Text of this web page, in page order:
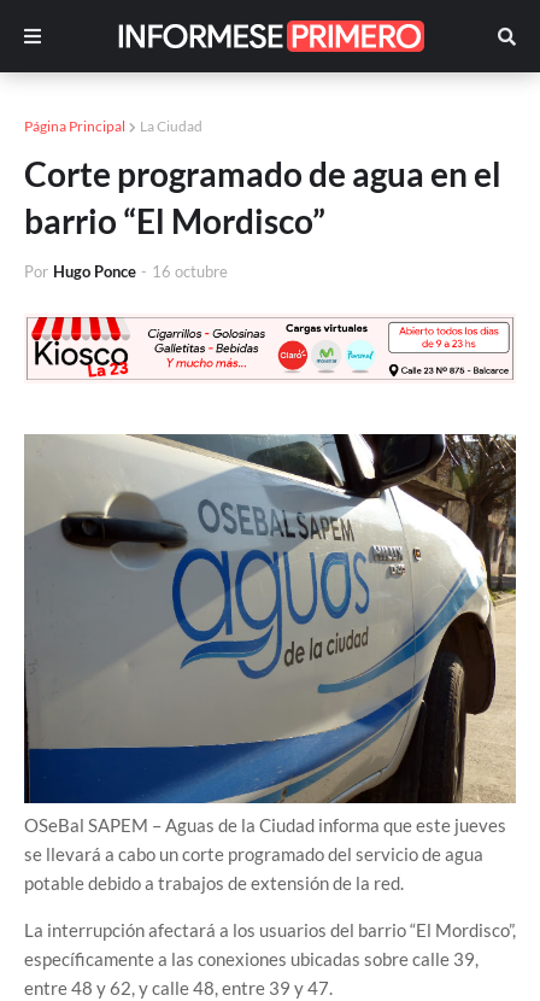
Página Principal La Ciudad
Corte programado de agua en el
barrio “El Mordisco”
Por Hugo Ponce - 16 octubre
OSeBal SAPEM – Aguas de la Ciudad informa que este jueves
se llevará a cabo un corte programado del servicio de agua
potable debido a trabajos de extensión de la red.
La interrupción afectará a los usuarios del barrio “El Mordisco”,
específicamente a las conexiones ubicadas sobre calle 39,
entre 48 y 62, y calle 48, entre 39 y 47.